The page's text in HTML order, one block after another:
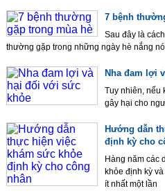
7 bệnh
Sau đây là
thường gặp trong những ngày hè nắng
Nha đam lợi
Tuy nhiên, nếu
gây hại cho
Hướng dẫn
định kỳ cho
Hàng năm các
khỏe định kỳ
ít nhất một lần